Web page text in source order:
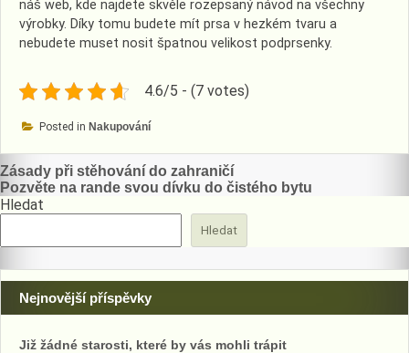
náš web, kde najdete skvěle rozepsaný návod na všechny
výrobky. Díky tomu budete mít prsa v hezkém tvaru a
nebudete muset nosit špatnou velikost podprsenky.
4.6/5 - (7 votes)
Posted in Nakupování
Navigace
pro
Zásady při stěhování do zahraničí
Pozvěte na rande svou dívku do čistého bytu
Hledat
Hledat
Nejnovější příspěvky
Již žádné starosti, které by vás mohli trápit